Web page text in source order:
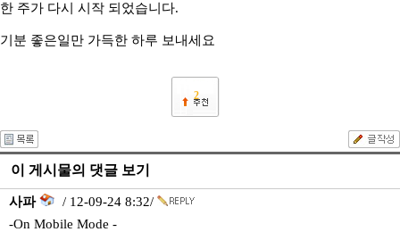
한 주가 다시 시작 되었습니다.
기분 좋은일만 가득한 하루 보내세요
2
이 게시물의 댓글 보기
사파
/ 12-09-24 8:32/
-On Mobile Mode -